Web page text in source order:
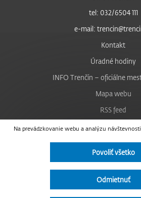
Na prevádzkovanie webu a analýzu
Povoliť všetko
Odmietnuť
tel: 032/6504 111
e-mail:
Kontakt
Úradné hodiny
INFO Trenčín – oficiálne
Mapa webu
RSS feed
Nastavenie cookies
Facebook
Instagram
Vyhlásenie o